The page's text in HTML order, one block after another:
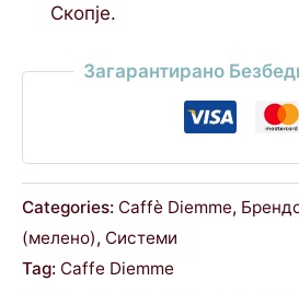
Скопје.
Загарантирано
Categories: Caffè Diemme,
(мелено), Системи
Tag: Caffe Diemme